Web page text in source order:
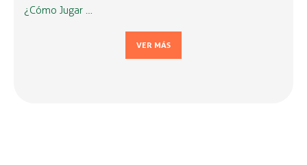
¿Cómo Jugar …
VER MÁS